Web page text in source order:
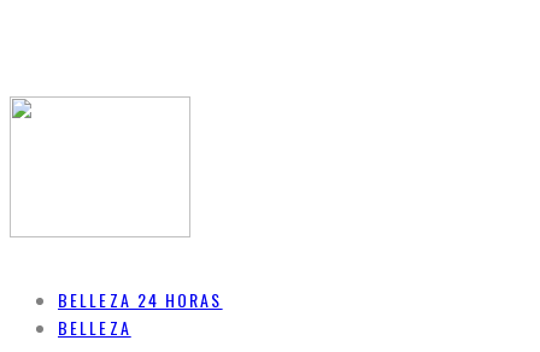
BELLEZA 24 HORAS
BELLEZA